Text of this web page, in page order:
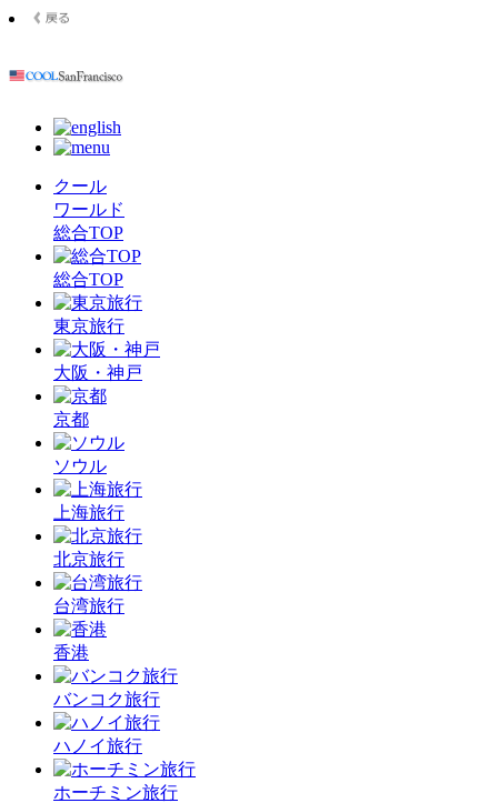
クール
ワールド
総合TOP
総合TOP
東京旅行
大阪・神戸
京都
ソウル
上海旅行
北京旅行
台湾旅行
香港
バンコク旅行
ハノイ旅行
ホーチミン旅行